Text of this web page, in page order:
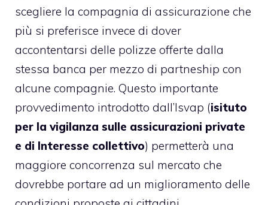
scegliere la compagnia di assicurazione che
più si preferisce invece di dover
accontentarsi delle polizze offerte dalla
stessa banca per mezzo di partneship con
alcune compagnie. Questo importante
provvedimento introdotto dall’Isvap (isituto
per la vigilanza sulle assicurazioni private
e di Interesse collettivo) permetterà una
maggiore concorrenza sul mercato che
dovrebbe portare ad un miglioramento delle